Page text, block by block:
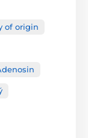
of origin